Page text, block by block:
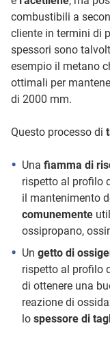
combustibili a
cliente in termini di
spessori sono
esempio il metano
ottimali per
di 2000 mm.
Questo processo di
Una fiamma di
rispetto al profilo
il mantenimento
comunemente
ossipropano,
Un getto di
rispetto al profilo
di ottenere una
reazione di
lo spessore di